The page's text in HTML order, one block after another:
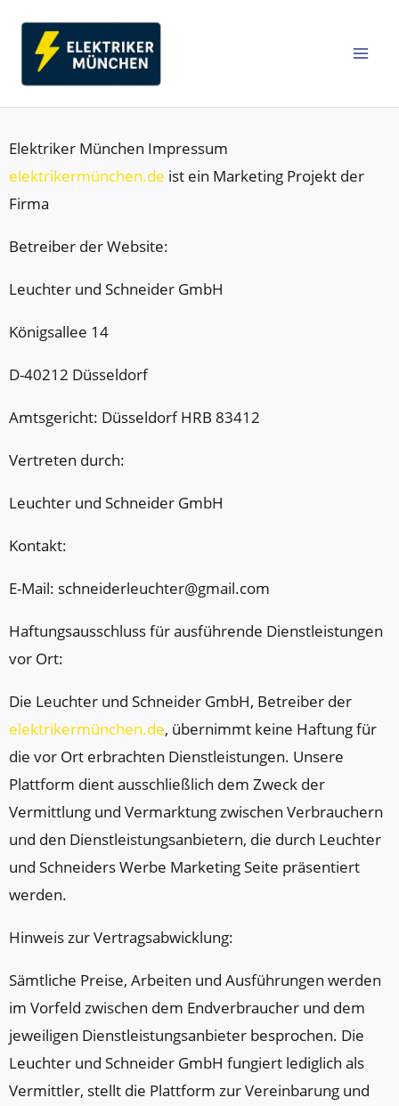
Inhalt
springen
Elektriker München Impressum
elektrikermünchen.de ist ein Marketing Projekt der
Firma
Betreiber der Website:
Leuchter und Schneider GmbH
Königsallee 14
D-40212 Düsseldorf
Amtsgericht: Düsseldorf HRB 83412
Vertreten durch:
Leuchter und Schneider GmbH
Kontakt:
E-Mail: schneiderleuchter@gmail.com
Haftungsausschluss für ausführende Dienstleistungen
vor Ort:
Die Leuchter und Schneider GmbH, Betreiber der
elektrikermünchen.de, übernimmt keine Haftung für
die vor Ort erbrachten Dienstleistungen. Unsere
Plattform dient ausschließlich dem Zweck der
Vermittlung und Vermarktung zwischen Verbrauchern
und den Dienstleistungsanbietern, die durch Leuchter
und Schneiders Werbe Marketing Seite präsentiert
werden.
Hinweis zur Vertragsabwicklung:
Sämtliche Preise, Arbeiten und Ausführungen werden
im Vorfeld zwischen dem Endverbraucher und dem
jeweiligen Dienstleistungsanbieter besprochen. Die
Leuchter und Schneider GmbH fungiert lediglich als
Vermittler, stellt die Plattform zur Vereinbarung und